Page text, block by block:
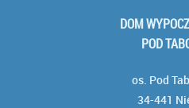
DOM
POD
os. Pod
34-441